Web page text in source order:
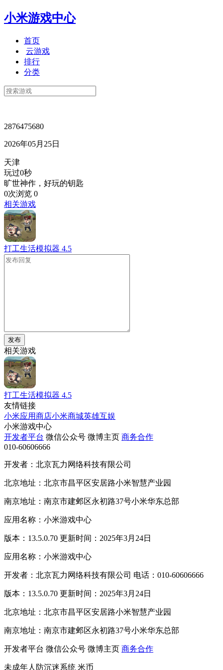
小米游戏中心
首页
云游戏
排行
分类
2876475680
2026年05月25日
天津
玩过0秒
旷世神作，好玩的钥匙
0次浏览 0
相关游戏
打工生活模拟器 4.5
发布
相关游戏
打工生活模拟器 4.5
友情链接
小米应用商店小米商城英雄互娱
小米游戏中心
开发者平台 微信公众号 微博主页 商务合作
010-60606666
开发者：北京瓦力网络科技有限公司
北京地址：北京市昌平区安居路小米智慧产业园
南京地址：南京市建邺区永初路37号小米华东总部
应用名称：小米游戏中心
版本：13.5.0.70 更新时间：2025年3月24日
应用名称：小米游戏中心
开发者：北京瓦力网络科技有限公司 电话：010-60606666
版本：13.5.0.70 更新时间：2025年3月24日
北京地址：北京市昌平区安居路小米智慧产业园
南京地址：南京市建邺区永初路37号小米华东总部
开发者平台 微信公众号 微博主页 商务合作
未成年人防沉迷系统 米币